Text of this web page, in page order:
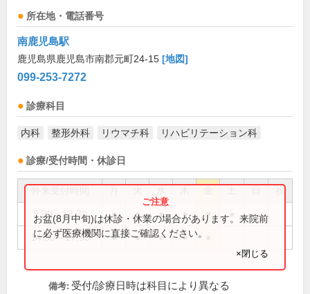
所在地・電話番号
南鹿児島駅
鹿児島県鹿児島市南郡元町24-15 [地図]
099-253-7272
診療科目
内科 整形外科 リウマチ科 リハビリテーション科
診療/受付時間・休診日
祝
9:00～12:30 ● ● ● ● ●
14:30～17:30 ● ● ● ●
お盆(8月中旬)は休診・休業の場合があります。来院前
に必ず医療機関に直接ご確認ください。
×閉じる
備考: 受付/診療日時は科目により異なる